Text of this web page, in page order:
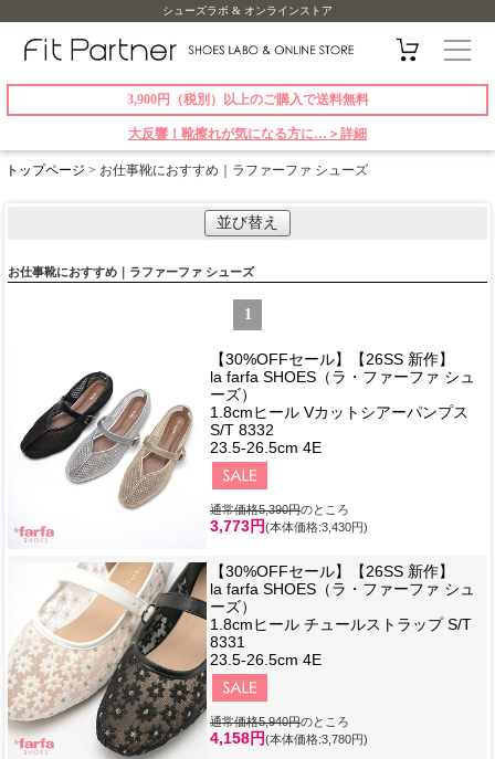
シューズラボ & オンラインストア
3,900円（税別）以上のご購入で送料無料
大反響！靴擦れが気になる方に…＞詳細
トップページ > お仕事靴におすすめ｜ラファーファ シューズ
並び替え
お仕事靴におすすめ｜ラファーファ シューズ
1
【30%OFFセール】【26SS 新作】
la farfa SHOES（ラ・ファーファ シュ
ーズ）
1.8cmヒール Vカットシアーパンプス
S/T 8332
23.5-26.5cm 4E
通常価格5,390円のところ
3,773円(本体価格:3,430円)
【30%OFFセール】【26SS 新作】
la farfa SHOES（ラ・ファーファ シュ
ーズ）
1.8cmヒール チュールストラップ S/T
8331
23.5-26.5cm 4E
通常価格5,940円のところ
4,158円(本体価格:3,780円)